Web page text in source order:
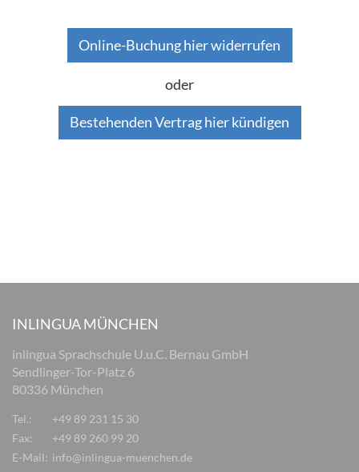
Online-Buchung hier widerrufen
oder
Bestehenden Vertrag hier kündigen
INLINGUA MÜNCHEN
inlingua Sprachschule U.u.C. Bernau GmbH
Sendlinger-Tor-Platz 6
80336 München
Tel.:
+49 89 231 15 30
Fax:
+49 89 260 99 20
E-Mail: info@inlingua-muenchen.de